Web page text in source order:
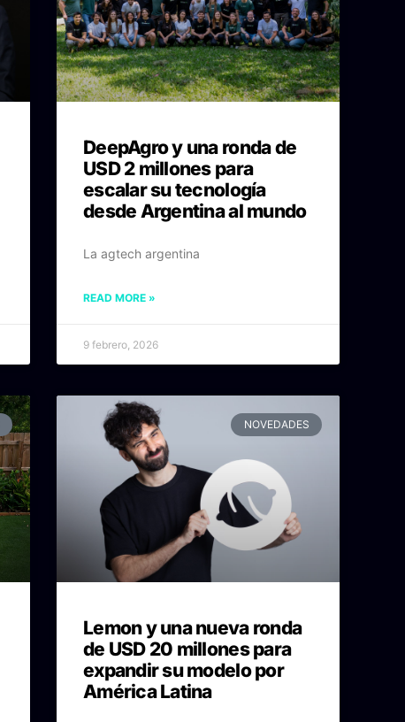
DeepAgro y una ronda de
USD 2 millones para
escalar su tecnología
desde Argentina al mundo
La agtech argentina
READ MORE »
9 febrero, 2026
NOVEDADES
Lemon y una nueva ronda
de USD 20 millones para
expandir su modelo por
América Latina